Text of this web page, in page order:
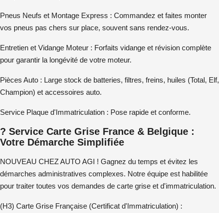
Pneus Neufs et Montage Express : Commandez et faites monter
vos pneus pas chers sur place, souvent sans rendez-vous.
Entretien et Vidange Moteur : Forfaits vidange et révision complète
pour garantir la longévité de votre moteur.
Pièces Auto : Large stock de batteries, filtres, freins, huiles (Total, Elf,
Champion) et accessoires auto.
Service Plaque d'Immatriculation : Pose rapide et conforme.
? Service Carte Grise France & Belgique :
Votre Démarche Simplifiée
NOUVEAU CHEZ AUTO AGI ! Gagnez du temps et évitez les
démarches administratives complexes. Notre équipe est habilitée
pour traiter toutes vos demandes de carte grise et d'immatriculation.
(H3) Carte Grise Française (Certificat d'Immatriculation) :